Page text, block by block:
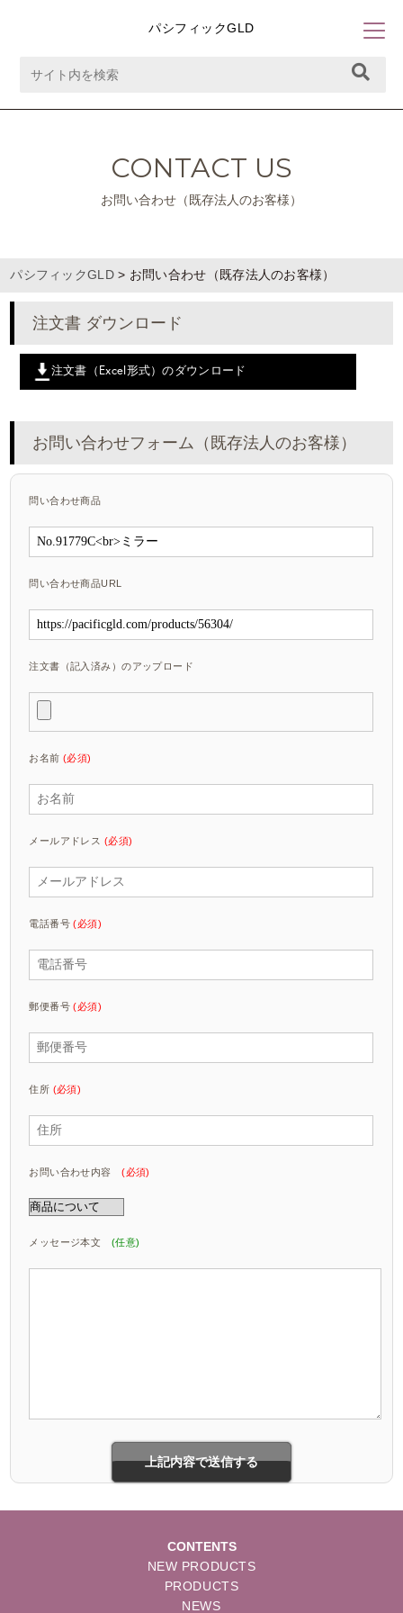
パシフィックGLD
CONTACT US
お問い合わせ（既存法人のお客様）
パシフィックGLD> お問い合わせ（既存法人のお客様）
注文書 ダウンロード
注文書（Excel形式）のダウンロード
お問い合わせフォーム（既存法人のお客様）
問い合わせ商品
問い合わせ商品URL
注文書（記入済み）のアップロード
お名前 (必須)
メールアドレス (必須)
電話番号(必須)
郵便番号(必須)
住所 (必須)
お問い合わせ内容(必須)
メッセージ本文 (任意)
CONTENTS
NEW PRODUCTS
PRODUCTS
NEWS